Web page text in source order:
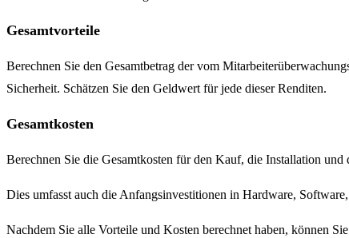
Gesamtvorteile
Berechnen Sie den Gesamtbetrag der vom
Sicherheit. Schätzen Sie den Geldwert für jede dieser Renditen.
Gesamtkosten
Berechnen Sie die Gesamtkosten für den Kauf, die Installation
Dies umfasst auch die Anfangsinvestitionen in Hardware,
Nachdem Sie alle Vorteile und Kosten berechnet haben, können